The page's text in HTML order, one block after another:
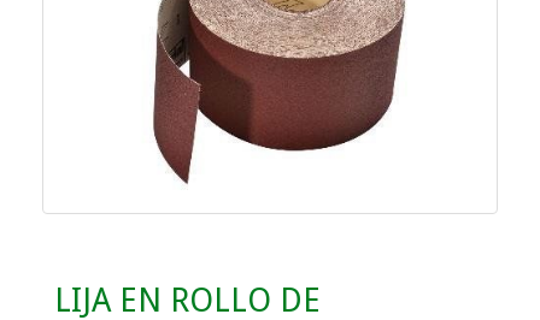
LIJA EN ROLLO DE